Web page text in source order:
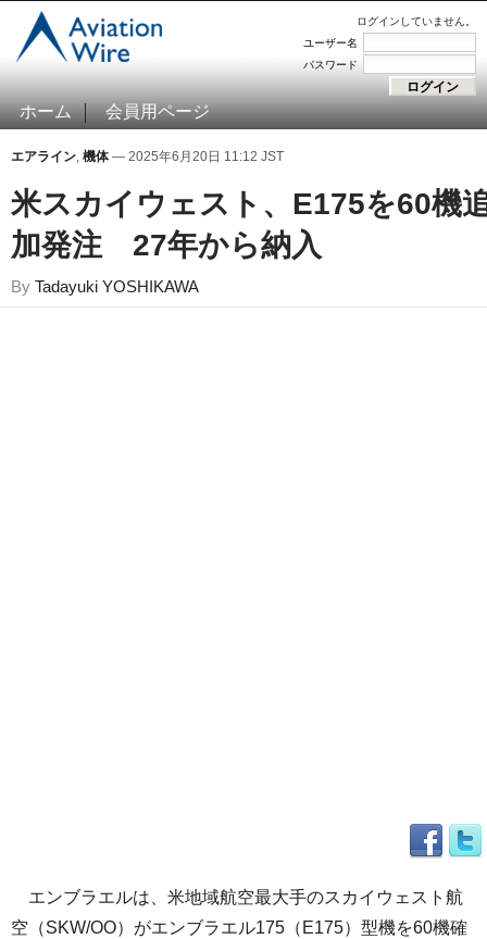
ログインしていません。
ユーザー名
パスワード
ホーム 会員用ページ
エアライン, 機体— 2025年6月20日 11:12 JST
米スカイウェスト、E175を60機
加発注 27年から納入
By Tadayuki YOSHIKAWA
エンブラエルは、米地域航空最大手のスカイウェスト航
空（SKW/OO）がエンブラエル175（E175）型機を60機確